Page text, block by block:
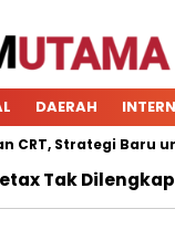
DAERAH
Strategi Baru
Tak